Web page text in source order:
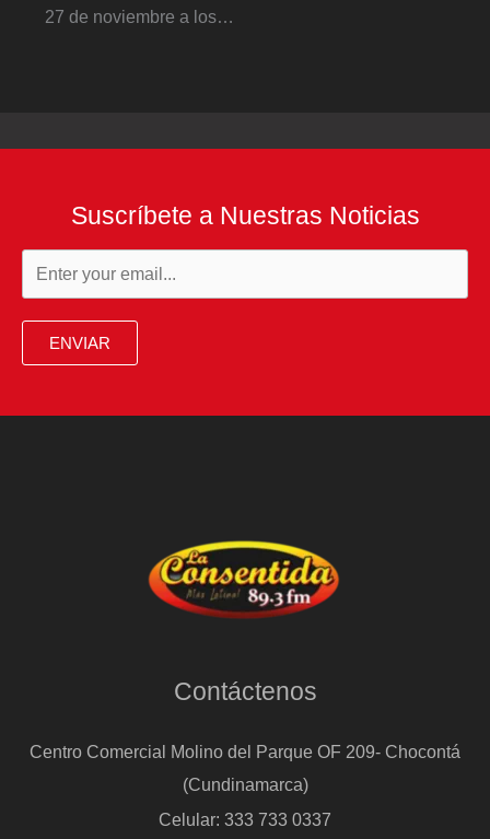
27 de noviembre a los…
Suscríbete a Nuestras Noticias
ENVIAR
Contáctenos
Centro Comercial Molino del Parque OF 209- Chocontá
(Cundinamarca)
Celular: 333 733 0337